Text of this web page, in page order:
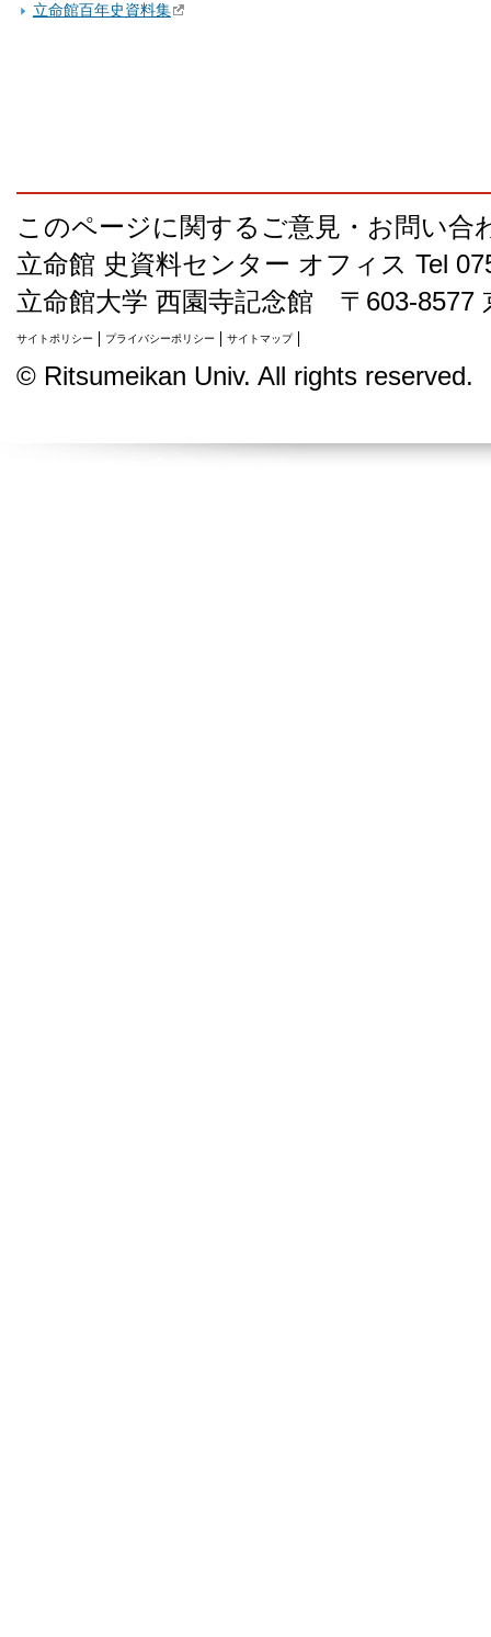
立命館百年史資料集
このページに関するご意見・お問い合
立命館 史資料センター オフィス Tel
立命館大学 西園寺記念館 〒603-8577
サイトポリシー プライバシーポリシー サイトマップ
© Ritsumeikan Univ. All rights reserved.